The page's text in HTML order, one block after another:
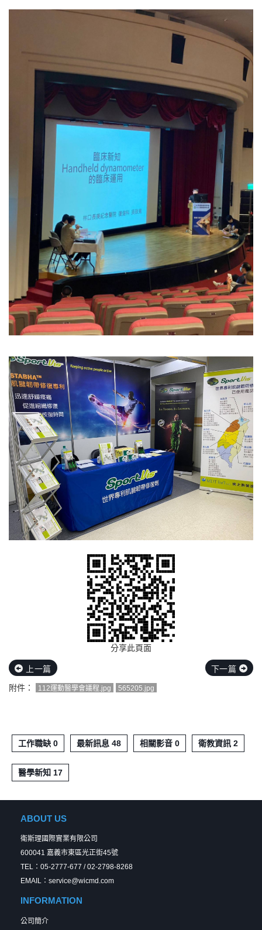
分享此頁面
上一篇
下一篇
附件：
112運動醫學會議程.jpg 565205.jpg
工作職缺 0 最新訊息 48 相關影音 0 衛教資訊 2
醫學新知 17
ABOUT US
衛斯理國際實業有限公司
600041 嘉義市東區光正街45號
TEL：05-2777-677 / 02-2798-8268
EMAIL：service@wicmd.com
INFORMATION
公司簡介